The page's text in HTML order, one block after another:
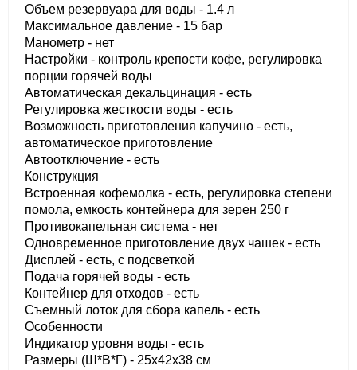
Объем резервуара для воды - 1.4 л
Максимальное давление - 15 бар
Манометр - нет
Настройки - контроль крепости кофе, регулировка
порции горячей воды
Автоматическая декальцинация - есть
Регулировка жесткости воды - есть
Возможность приготовления капучино - есть,
автоматическое приготовление
Автоотключение - есть
Конструкция
Встроенная кофемолка - есть, регулировка степени
помола, емкость контейнера для зерен 250 г
Противокапельная система - нет
Одновременное приготовление двух чашек - есть
Дисплей - есть, с подсветкой
Подача горячей воды - есть
Контейнер для отходов - есть
Съемный лоток для сбора капель - есть
Особенности
Индикатор уровня воды - есть
Размеры (Ш*В*Г) - 25x42x38 см